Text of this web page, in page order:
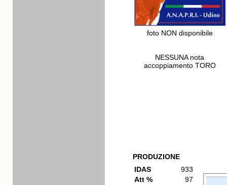
foto NON disponibile
NESSUNA nota
accoppiamento TORO
PRODUZIONE
IDAS
933
Att %
97